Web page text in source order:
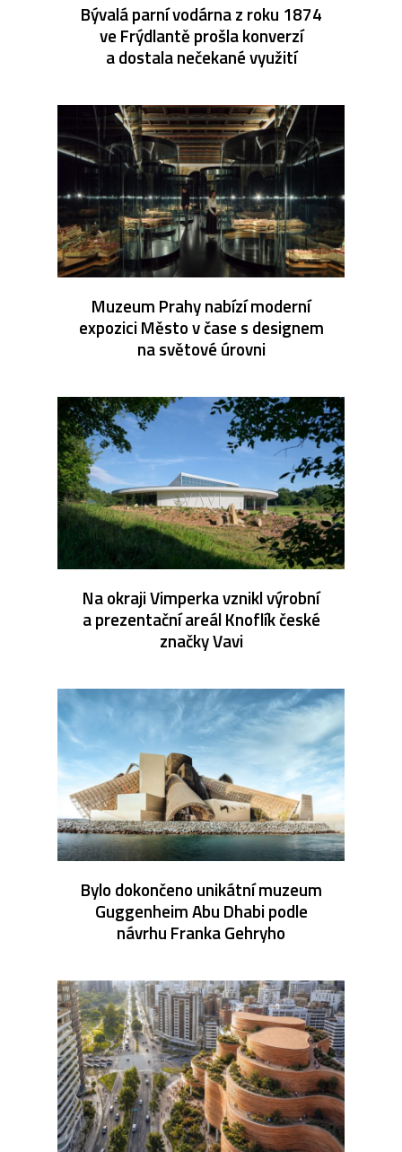
Bývalá parní vodárna z roku 1874
ve Frýdlantě prošla konverzí
a dostala nečekané využití
Muzeum Prahy nabízí moderní
expozici Město v čase s designem
na světové úrovni
Na okraji Vimperka vznikl výrobní
a prezentační areál Knoflík české
značky Vavi
Bylo dokončeno unikátní muzeum
Guggenheim Abu Dhabi podle
návrhu Franka Gehryho